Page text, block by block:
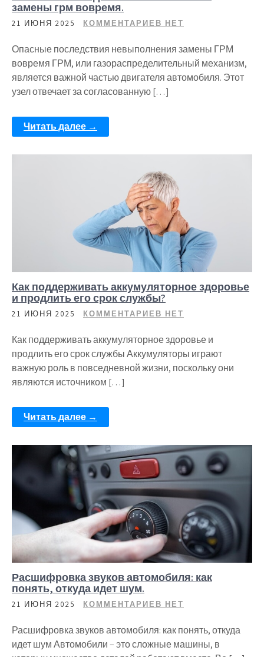
замены грм вовремя.
21 ИЮНЯ 2025 КОММЕНТАРИЕВ НЕТ
Опасные последствия невыполнения замены ГРМ
вовремя ГРМ, или газораспределительный механизм,
является важной частью двигателя автомобиля. Этот
узел отвечает за согласованную […]
Читать далее →
Как поддерживать аккумуляторное здоровье
и продлить его срок службы?
21 ИЮНЯ 2025 КОММЕНТАРИЕВ НЕТ
Как поддерживать аккумуляторное здоровье и
продлить его срок службы Аккумуляторы играют
важную роль в повседневной жизни, поскольку они
являются источником […]
Читать далее →
Расшифровка звуков автомобиля: как
понять, откуда идет шум.
21 ИЮНЯ 2025 КОММЕНТАРИЕВ НЕТ
Расшифровка звуков автомобиля: как понять, откуда
идет шум Автомобили – это сложные машины, в